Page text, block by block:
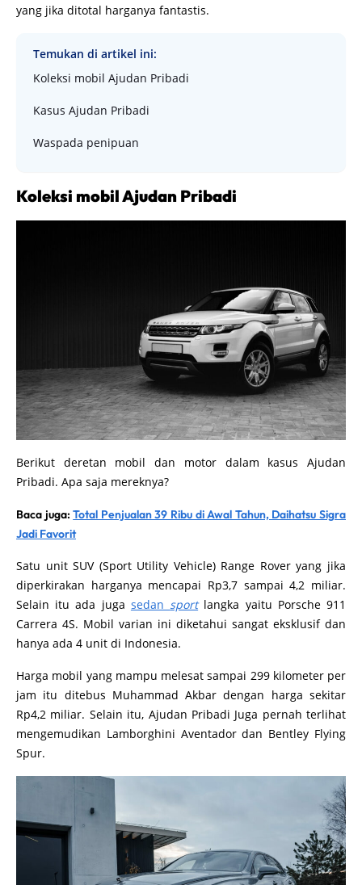
yang jika ditotal harganya fantastis.
Temukan di artikel ini:
Koleksi mobil Ajudan Pribadi
Kasus Ajudan Pribadi
Waspada penipuan
Koleksi mobil Ajudan Pribadi
Berikut deretan mobil dan motor dalam kasus Ajudan
Pribadi. Apa saja mereknya?
Baca juga:Total Penjualan 39 Ribu di Awal Tahun, Daihatsu Sigra
Jadi Favorit
Satu unit SUV (Sport Utility Vehicle) Range Rover yang jika
diperkirakan harganya mencapai Rp3,7 sampai 4,2 miliar.
Selain itu ada juga sedan sportlangka yaitu Porsche 911
Carrera 4S. Mobil varian ini diketahui sangat eksklusif dan
hanya ada 4 unit di Indonesia.
Harga mobil yang mampu melesat sampai 299 kilometer per
jam itu ditebus Muhammad Akbar dengan harga sekitar
Rp4,2 miliar. Selain itu, Ajudan Pribadi Juga pernah terlihat
mengemudikan Lamborghini Aventador dan Bentley Flying
Spur.